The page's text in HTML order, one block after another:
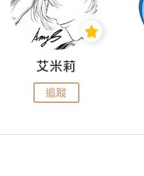
艾米莉
追蹤